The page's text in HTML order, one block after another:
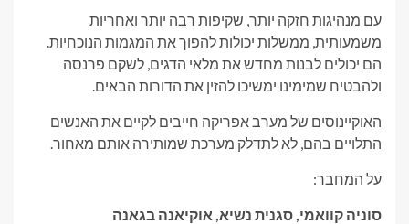
עם מנהיגות חזקה יותר, שקיפות רבה יותר ואחריות
משמעותית, ממשלות יכולות להפוך את המגמות הנוכחיות.
הם יכולים לבנות מחדש את מלאי הדגים, לשקם פרנסה
ולהבטיח שמימינו ימשיכו להזין את הדורות הבאים.
האוקיינוסים של מערב אפריקה חייבים לקיים את האנשים
התלויים בהם, לא לתדלק מערכת שמותירה אותם מאחור.
על המחבר:
סוניה קוואמי, סגנית נשיא, אוקיאנה בגאנה